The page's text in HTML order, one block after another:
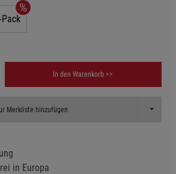
Pack
In den Warenkorb >>
Merkliste hinzufügen Toggle
in Europa